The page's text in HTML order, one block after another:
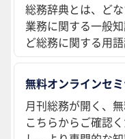
総務辞典とは、ど
業務に関する一般
ど総務に関する用語
無料オンラインセ
月刊総務が開く、
こちらからご確認